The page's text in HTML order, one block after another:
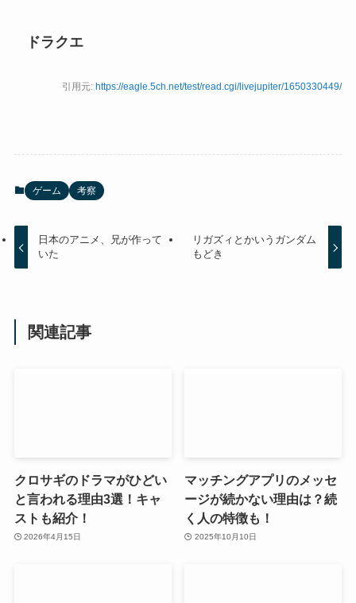
ドラクエ
引用元:https://eagle.5ch.net/test/read.cgi/livejupiter/1650330449/
ゲーム 考察
日本のアニメ、兄が作って
いた
リガズィとかいうガンダム
もどき
関連記事
クロサギのドラマがひどい
と言われる理由3選！キャ
ストも紹介！
2026年4月15日
マッチングアプリのメッセ
ージが続かない理由は？続
く人の特徴も！
2025年10月10日